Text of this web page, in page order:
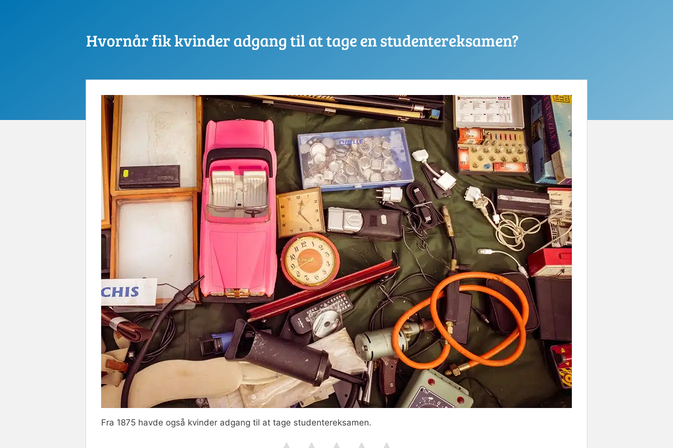
Hvornår fik kvinder adgang til at tage en studentereksamen?
Fra 1875 havde også kvinder adgang til at tage studentereksamen.